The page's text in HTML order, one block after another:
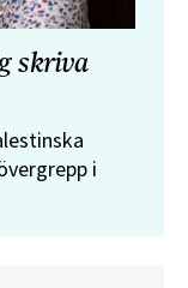
skriva
i